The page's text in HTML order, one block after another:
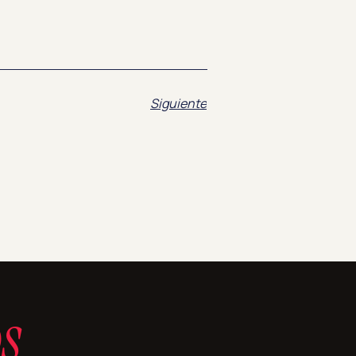
Siguiente